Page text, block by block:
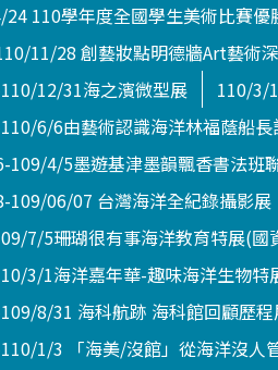
110學年度全國學生美術比賽優
11/28 創藝妝點明德牆Art藝術
12/31海之濱微型展
110/3/
6/6由藝術認識海洋林福蔭船長
109/4/5墨遊基津墨韻飄香書法班
109/06/07 台灣海洋全紀錄攝影展
7/5珊瑚很有事海洋教育特展(國
3/1海洋嘉年華-趣味海洋生物特
8/31 海科航跡 海科館回顧歷程
1/3 「海美/沒館」從海洋沒人